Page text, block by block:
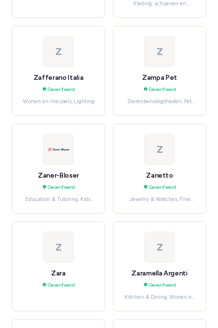
Kleding, schoenen en
Designer
Z
Zafferano Italia
Geverifieerd
Wonen en meubels, Lighting
Z
Zampa Pet
Geverifieerd
Dierenbenodigdheden, Pet
Zaner-Bloser
Geverifieerd
Education & Tutoring, Kids'
Z
Zanetto
Geverifieerd
Jewelry & Watches, Fine
Z
Zara
Geverifieerd
Z
Zaramella Argenti
Geverifieerd
Kitchen & Dining, Wonen en